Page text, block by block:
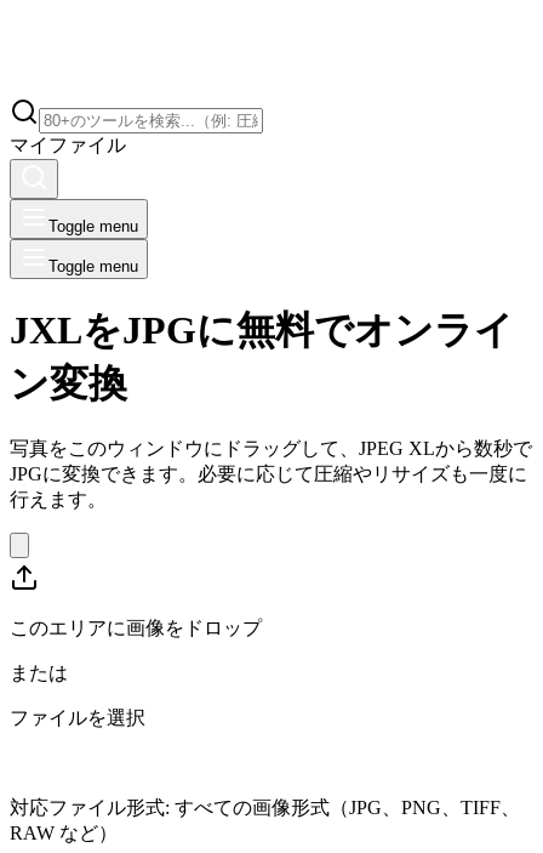
マイファイル
Toggle menu
Toggle menu
JXLをJPGに無料でオンライ
ン変換
写真をこのウィンドウにドラッグして、JPEG XLから数秒で
JPGに変換できます。必要に応じて圧縮やリサイズも一度に
行えます。
このエリアに画像をドロップ
または
ファイルを選択
対応ファイル形式: すべての画像形式（JPG、PNG、TIFF、
RAW など）